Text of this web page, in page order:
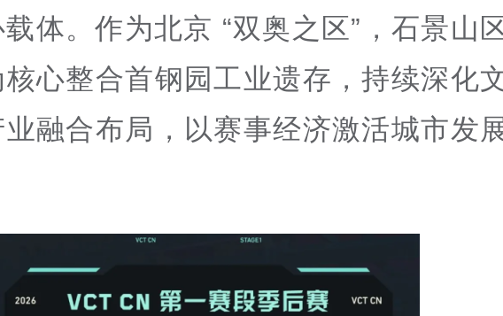
体。作为北京 “双奥之区”，石景山
心整合首钢园工业遗存，持续深化
融合布局，以赛事经济激活城市发